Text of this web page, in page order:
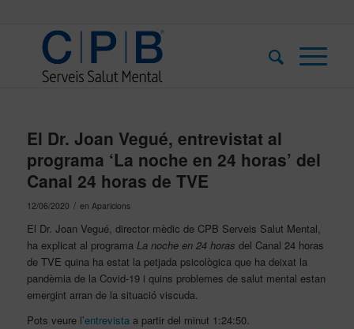
El Dr. Joan Vegué, entrevistat al
programa ‘La noche en 24 horas’ del
Canal 24 horas de TVE
12/06/2020 / en Aparicions
El Dr. Joan Vegué, director mèdic de CPB Serveis Salut Mental,
ha explicat al programa La noche en 24 horas del Canal 24 horas
de TVE quina ha estat la petjada psicològica que ha deixat la
pandèmia de la Covid-19 i quins problemes de salut mental estan
emergint arran de la situació viscuda.
Pots veure l’entrevistaa partir del minut 1:24:50.